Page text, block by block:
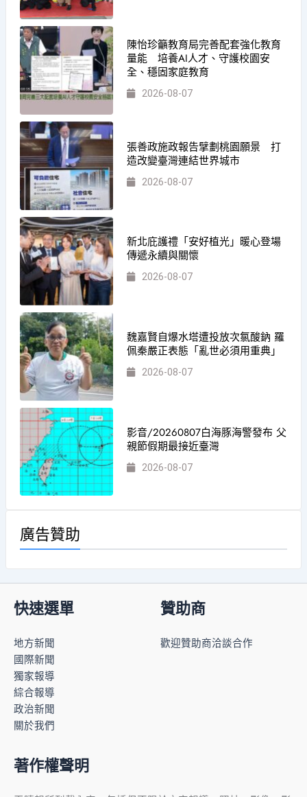
陳怡珍籲教育局完善配套強化教育
量能 培養AI人才、守護校園安
全、穩固家庭教育
2026-08-07
張善政施政報告擘劃桃園願景 打
造改變臺灣連結世界城市
2026-08-07
新北庇護禮「安好植光」暖心登場
傳遞永續與關懷
2026-08-07
魏嘉賢自爆水塔遭投放次氯酸鈉 羅
佩秦嚴正表態「亂世必須用重典」
2026-08-07
影音/20260807白海豚海警發布 父
親節假期最接近臺灣
2026-08-07
廣告贊助
快速選單
地方新聞
國際新聞
獨家報導
綜合報導
政治新聞
關於我們
贊助商
歡迎贊助商洽談合作
著作權聲明